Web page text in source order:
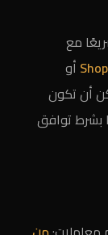
مع
أو
أن تكون
بشرط توافق